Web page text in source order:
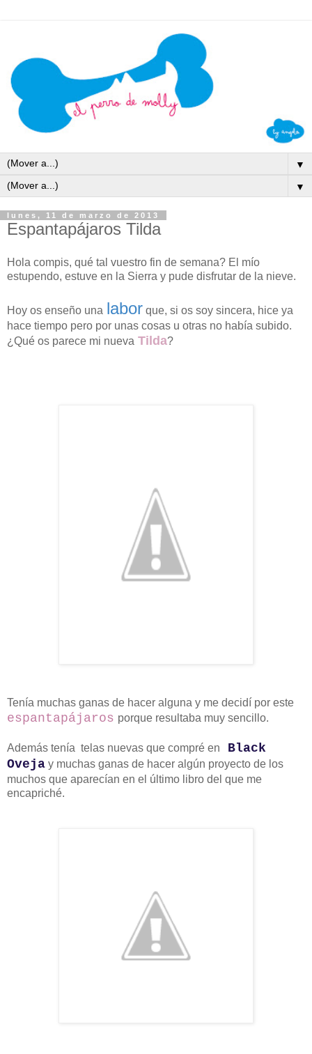
▼
▼
lunes, 11 de marzo de 2013
Espantapájaros Tilda
Hola compis, qué tal vuestro fin de semana? El mío
estupendo, estuve en la Sierra y pude disfrutar de la nieve.
Hoy os enseño una labor que, si os soy sincera, hice ya
hace tiempo pero por unas cosas u otras no había subido.
¿Qué os parece mi nueva Tilda?
Tenía muchas ganas de hacer alguna y me decidí por este
espantapájaros porque resultaba muy sencillo.
Además tenía telas nuevas que compré en
Black
Oveja y muchas ganas de hacer algún proyecto de los
muchos que aparecían en el último libro del que me
encapriché.